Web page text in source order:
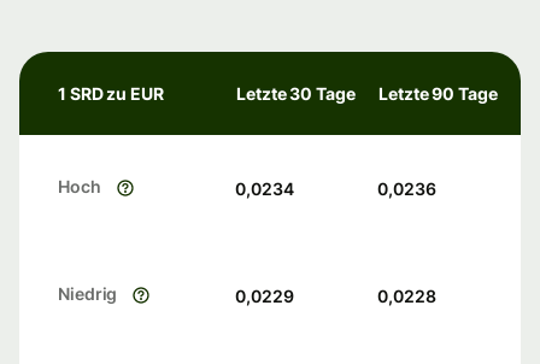
1 SRD zu EUR Letzte 30 Tage Letzte 90 Tage
Hoch 0,0234 0,0236
Niedrig 0,0229 0,0228